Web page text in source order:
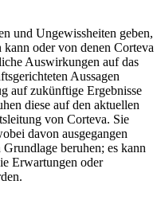
und Ungewissheiten geben,
oder von denen Corteva
Auswirkungen auf das
Aussagen
auf zukünftige Ergebnisse
diese auf den aktuellen
von Corteva. Sie
davon ausgegangen
beruhen; es kann
Erwartungen oder